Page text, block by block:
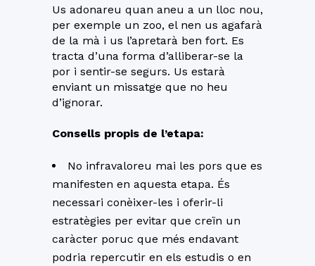
Us adonareu quan aneu a un lloc nou,
per exemple un zoo, el nen us agafarà
de la mà i us l’apretarà ben fort. Es
tracta d’una forma d’alliberar-se la
por i sentir-se segurs. Us estarà
enviant un missatge que no heu
d’ignorar.
Consells propis de l’etapa:
No infravaloreu mai les pors que es
manifesten en aquesta etapa. És
necessari conèixer-les i oferir-li
estratègies per evitar que creïn un
caràcter poruc que més endavant
podria repercutir en els estudis o en